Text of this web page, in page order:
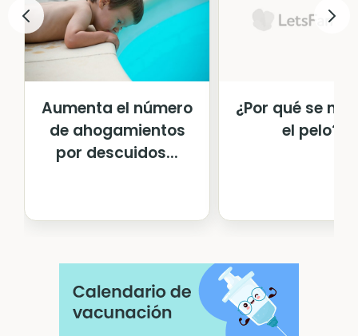
Aumenta el número
de ahogamientos
por descuidos...
¿Por qué se
el pelo?